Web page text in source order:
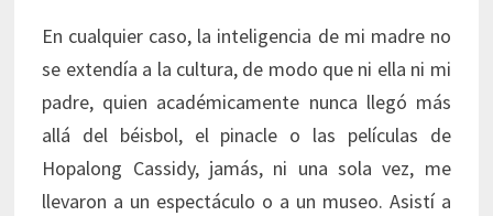
En cualquier caso, la inteligencia de mi madre no
se extendía a la cultura, de modo que ni ella ni mi
padre, quien académicamente nunca llegó más
allá del béisbol, el pinacle o las películas de
Hopalong Cassidy, jamás, ni una sola vez, me
llevaron a un espectáculo o a un museo. Asistí a